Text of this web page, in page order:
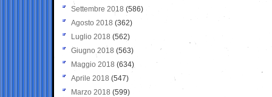
Settembre 2018 (586)
Agosto 2018 (362)
Luglio 2018 (562)
Giugno 2018 (563)
Maggio 2018 (634)
Aprile 2018 (547)
Marzo 2018 (599)